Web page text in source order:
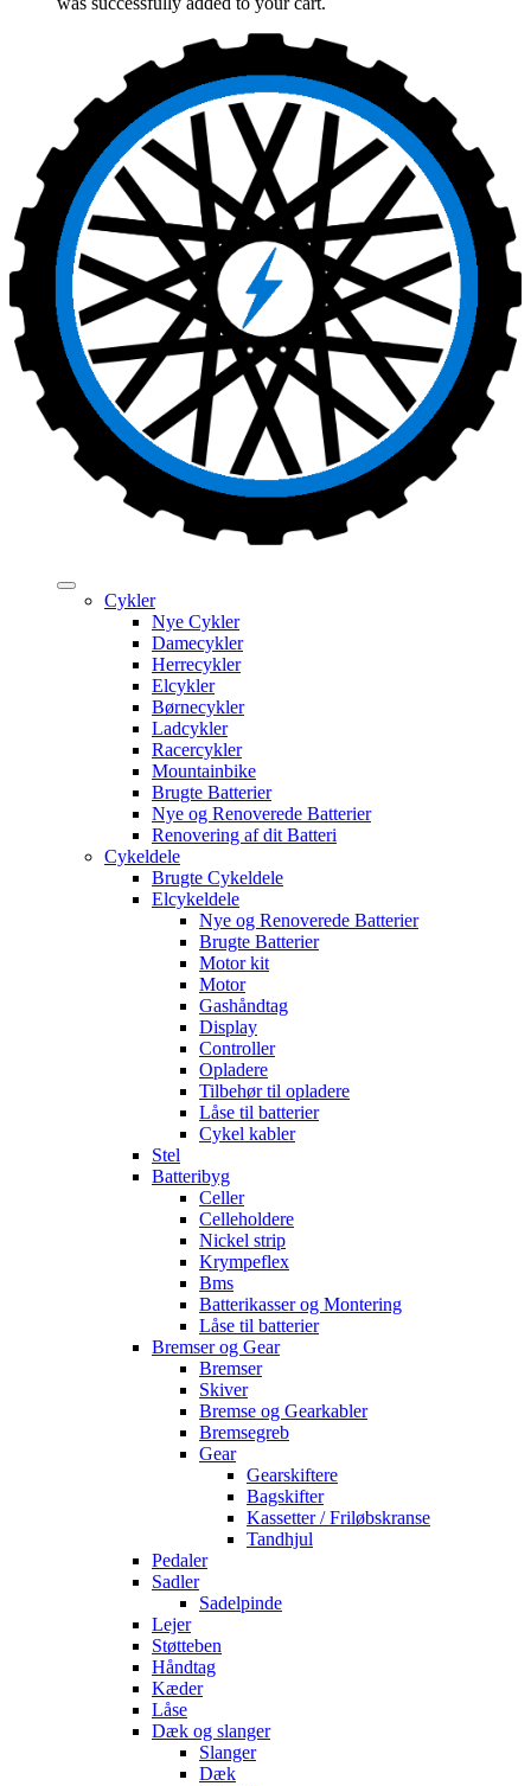
Cykler
Nye Cykler
Damecykler
Herrecykler
Elcykler
Børnecykler
Ladcykler
Racercykler
Mountainbike
Brugte Batterier
Nye og Renoverede Batterier
Renovering af dit Batteri
Cykeldele
Brugte Cykeldele
Elcykeldele
Nye og Renoverede Batterier
Brugte Batterier
Motor kit
Motor
Gashåndtag
Display
Controller
Opladere
Tilbehør til opladere
Låse til batterier
Cykel kabler
Stel
Batteribyg
Celler
Celleholdere
Nickel strip
Krympeflex
Bms
Batterikasser og Montering
Låse til batterier
Bremser og Gear
Bremser
Skiver
Bremse og Gearkabler
Bremsegreb
Gear
Gearskiftere
Bagskifter
Kassetter / Friløbskranse
Tandhjul
Pedaler
Sadler
Sadelpinde
Lejer
Støtteben
Håndtag
Kæder
Låse
Dæk og slanger
Slanger
Dæk